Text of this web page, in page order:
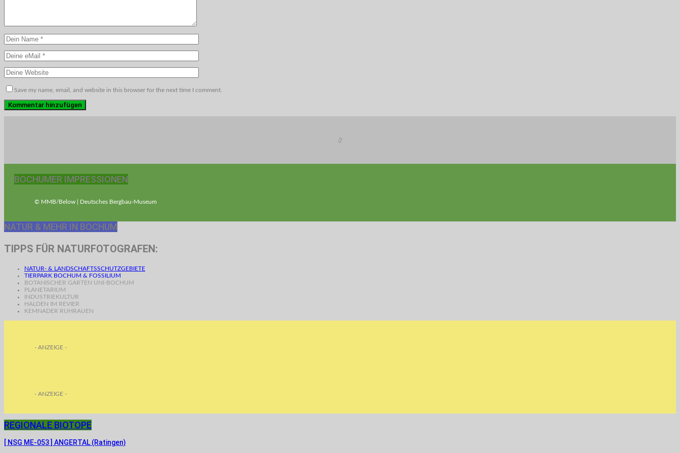
Save my name, email, and website in this browser for the next time I comment.
BOCHUMER IMPRESSIONEN
© MMB/Below | Deutsches Bergbau-Museum
NATUR & MEHR IN BOCHUM
TIPPS FÜR NATURFOTOGRAFEN:
NATUR- & LANDSCHAFTSSCHUTZGEBIETE
TIERPARK BOCHUM & FOSSILIUM
BOTANISCHER GARTEN UNI-BOCHUM
PLANETARIUM
INDUSTRIEKULTUR
HALDEN IM REVIER
KEMNADER RUHRAUEN
- ANZEIGE -
- ANZEIGE -
REGIONALE BIOTOPE
[ NSG ME-053 ] ANGERTAL (Ratingen)